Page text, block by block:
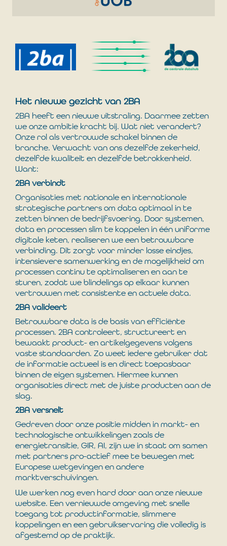
Het nieuwe gezicht van 2BA
2BA heeft een nieuwe uitstraling. Daarmee zetten
we onze ambitie kracht bij. Wat niet verandert?
Onze rol als vertrouwde schakel binnen de
branche. Verwacht van ons dezelfde zekerheid,
dezelfde kwaliteit en dezelfde betrokkenheid.
Want:
2BA verbindt
Organisaties met nationale en internationale
strategische partners om data optimaal in te
zetten binnen de bedrijfsvoering. Door systemen,
data en processen slim te koppelen in één uniforme
digitale keten, realiseren we een betrouwbare
verbinding. Dit zorgt voor minder losse eindjes,
intensievere samenwerking en de mogelijkheid om
processen continu te optimaliseren en aan te
sturen, zodat we blindelings op elkaar kunnen
vertrouwen met consistente en actuele data.
2BA valideert
Betrouwbare data is de basis van efficiënte
processen. 2BA controleert, structureert en
bewaakt product- en artikelgegevens volgens
vaste standaarden. Zo weet iedere gebruiker dat
de informatie actueel is en direct toepasbaar
binnen de eigen systemen. Hiermee kunnen
organisaties direct met de juiste producten aan de
slag.
2BA versnelt
Gedreven door onze positie midden in markt- en
technologische ontwikkelingen zoals de
energietransitie, GIR, AI, zijn we in staat om samen
met partners pro-actief mee te bewegen met
Europese wetgevingen en andere
marktverschuivingen.
We werken nog even hard door aan onze nieuwe
website. Een vernieuwde omgeving met snelle
toegang tot productinformatie, slimmere
koppelingen en een gebruikservaring die volledig is
afgestemd op de praktijk.